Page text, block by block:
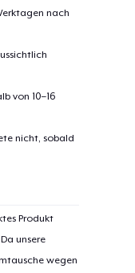
nach
von 10–16
nicht, sobald
Produkt
unsere
wegen